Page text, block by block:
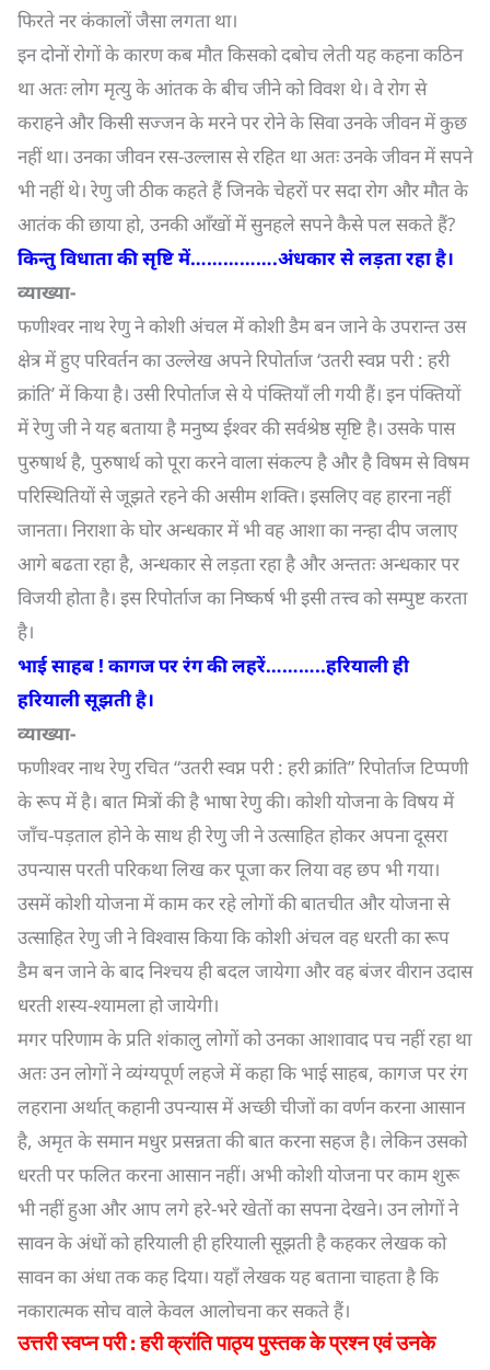
फिरते नर कंकालों जैसा लगता था।
इन दोनों रोगों के कारण कब मौत किसको दबोच लेती यह कहना कठिन
था अतः लोग मृत्यु के आंतक के बीच जीने को विवश थे। वे रोग से
कराहने और किसी सज्जन के मरने पर रोने के सिवा उनके जीवन में कुछ
नहीं था। उनका जीवन रस-उल्लास से रहित था अतः उनके जीवन में सपने
भी नहीं थे। रेणु जी ठीक कहते हैं जिनके चेहरों पर सदा रोग और मौत के
आतंक की छाया हो, उनकी आँखों में सुनहले सपने कैसे पल सकते हैं?
किन्तु विधाता की सृष्टि में…………….अंधकार से लड़ता रहा है।
व्याख्या-
फणीश्वर नाथ रेणु ने कोशी अंचल में कोशी डैम बन जाने के उपरान्त उस
क्षेत्र में हुए परिवर्तन का उल्लेख अपने रिपोर्ताज ‘उतरी स्वप्न परी : हरी
क्रांति’ में किया है। उसी रिपोर्ताज से ये पंक्तियाँ ली गयी हैं। इन पंक्तियों
में रेणु जी ने यह बताया है मनुष्य ईश्वर की सर्वश्रेष्ठ सृष्टि है। उसके पास
पुरुषार्थ है, पुरुषार्थ को पूरा करने वाला संकल्प है और है विषम से विषम
परिस्थितियों से जूझते रहने की असीम शक्ति। इसलिए वह हारना नहीं
जानता। निराशा के घोर अन्धकार में भी वह आशा का नन्हा दीप जलाए
आगे बढता रहा है, अन्धकार से लड़ता रहा है और अन्ततः अन्धकार पर
विजयी होता है। इस रिपोर्ताज का निष्कर्ष भी इसी तत्त्व को सम्पुष्ट करता
है।
भाई साहब ! कागज पर रंग की लहरें………..हरियाली ही
हरियाली सूझती है।
व्याख्या-
फणीश्वर नाथ रेणु रचित “उतरी स्वप्न परी : हरी क्रांति” रिपोर्ताज टिप्पणी
के रूप में है। बात मित्रों की है भाषा रेणु की। कोशी योजना के विषय में
जाँच-पड़ताल होने के साथ ही रेणु जी ने उत्साहित होकर अपना दूसरा
उपन्यास परती परिकथा लिख कर पूजा कर लिया वह छप भी गया।
उसमें कोशी योजना में काम कर रहे लोगों की बातचीत और योजना से
उत्साहित रेणु जी ने विश्वास किया कि कोशी अंचल वह धरती का रूप
डैम बन जाने के बाद निश्चय ही बदल जायेगा और वह बंजर वीरान उदास
धरती शस्य-श्यामला हो जायेगी।
मगर परिणाम के प्रति शंकालु लोगों को उनका आशावाद पच नहीं रहा था
अतः उन लोगों ने व्यंग्यपूर्ण लहजे में कहा कि भाई साहब, कागज पर रंग
लहराना अर्थात् कहानी उपन्यास में अच्छी चीजों का वर्णन करना आसान
है, अमृत के समान मधुर प्रसन्नता की बात करना सहज है। लेकिन उसको
धरती पर फलित करना आसान नहीं। अभी कोशी योजना पर काम शुरू
भी नहीं हुआ और आप लगे हरे-भरे खेतों का सपना देखने। उन लोगों ने
सावन के अंधों को हरियाली ही हरियाली सूझती है कहकर लेखक को
सावन का अंधा तक कह दिया। यहाँ लेखक यह बताना चाहता है कि
नकारात्मक सोच वाले केवल आलोचना कर सकते हैं।
उत्तरी स्वप्न परी : हरी क्रांति पाठ्य पुस्तक के प्रश्न एवं उनके